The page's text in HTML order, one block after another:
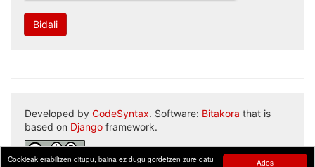
Ados
Cookieak erabiltzen ditugu, baina ez dugu gordetzen zure datu
Bidali
Developed by CodeSyntax. Software: Bitakora that is
based on Django framework.